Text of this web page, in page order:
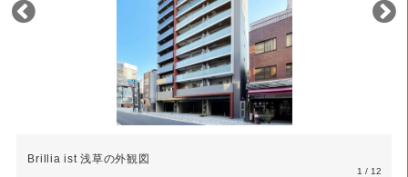
Brillia ist 浅草の外観図
1 / 12